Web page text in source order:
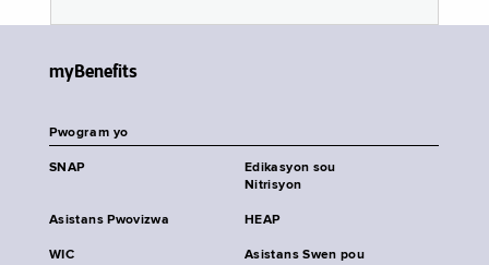
myBenefits
Pwogram yo
SNAP
Edikasyon sou
Nitrisyon
Asistans Pwovizwa HEAP
WIC
Asistans Swen pou